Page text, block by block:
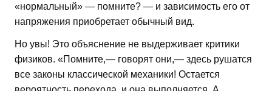
«нормальный» — помните? — и зависимость его от
напряжения приобретает обычный вид.
Но увы! Это объяснение не выдерживает критики
физиков. «Помните,— говорят они,— здесь рушатся
все законы классической механики! Остается